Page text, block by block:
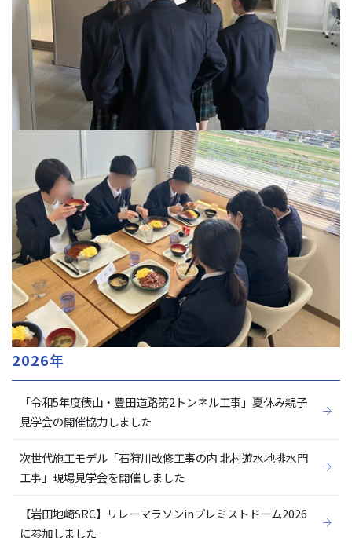
2026年
「令和5年度俵山・豊田道路第2トンネル工事」夏休み親子
見学会の開催協力しました
次世代施工モデル「石狩川改修工事の内 北村遊水地排水門
工事」現場見学会を開催しました
【岩田地崎SRC】リレーマラソンinプレミストドーム2026
に参加しました